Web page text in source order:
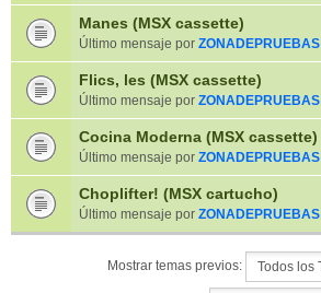
Manes (MSX cassette)
Último mensaje por ZONADEPRUEBAS
Flics, les (MSX cassette)
Último mensaje por ZONADEPRUEBAS
Cocina Moderna (MSX cassette)
Último mensaje por ZONADEPRUEBAS
Choplifter! (MSX cartucho)
Último mensaje por ZONADEPRUEBAS
Mostrar temas previos: